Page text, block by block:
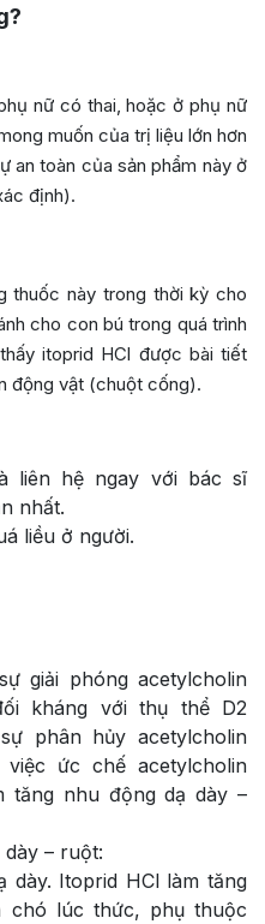
nữ có thai, hoặc ở phụ nữ
muốn của trị liệu lớn hơn
an toàn của sản phẩm này ở
định).
thuốc này trong thời kỳ cho
cho con bú trong quá trình
itoprid HCl được bài tiết
động vật (chuột cống).
liên hệ ngay với bác sĩ
nhất.
liều ở người.
giải phóng acetylcholin
kháng với thụ thể D2
phân hủy acetylcholin
ức chế acetylcholin
tăng nhu động dạ dày –
– ruột:
dày. Itoprid HCl làm tăng
chó lúc thức, phụ thuộc